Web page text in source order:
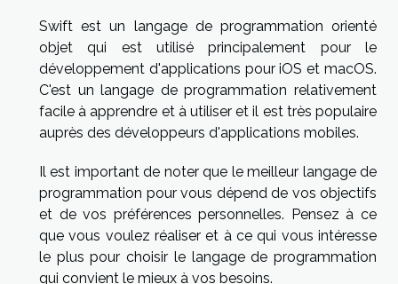
Swift est un langage de programmation orienté
objet qui est utilisé principalement pour le
développement d'applications pour iOS et macOS.
C'est un langage de programmation relativement
facile à apprendre et à utiliser et il est très populaire
auprès des développeurs d'applications mobiles.
Il est important de noter que le meilleur langage de
programmation pour vous dépend de vos objectifs
et de vos préférences personnelles. Pensez à ce
que vous voulez réaliser et à ce qui vous intéresse
le plus pour choisir le langage de programmation
qui convient le mieux à vos besoins.